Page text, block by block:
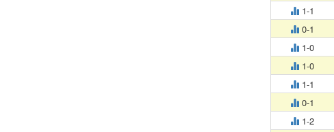
1-1
0-1
1-0
1-0
1-1
0-1
1-2